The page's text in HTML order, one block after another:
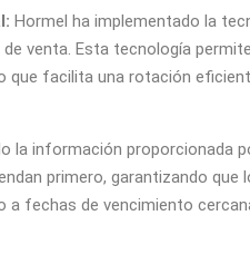
Hormel ha implementado la
venta. Esta tecnología
facilita una rotación
la información proporcionada
primero, garantizando que
a fechas de vencimiento